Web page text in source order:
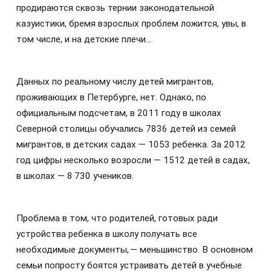
продираются сквозь тернии законодательной
казуистики, бремя взрослых проблем ложится, увы, в
том числе, и на детские плечи…
Данных по реальному числу детей мигрантов,
проживающих в Петербурге, нет. Однако, по
официальным подсчетам, в 2011 году в школах
Северной столицы обучались 7836 детей из семей
мигрантов, в детских садах — 1053 ребенка. За 2012
год цифры несколько возросли — 1512 детей в садах,
в школах — 8 730 учеников.
Проблема в том, что родителей, готовых ради
устройства ребенка в школу получать все
необходимые документы, — меньшинство. В основном
семьи попросту боятся устраивать детей в учебные